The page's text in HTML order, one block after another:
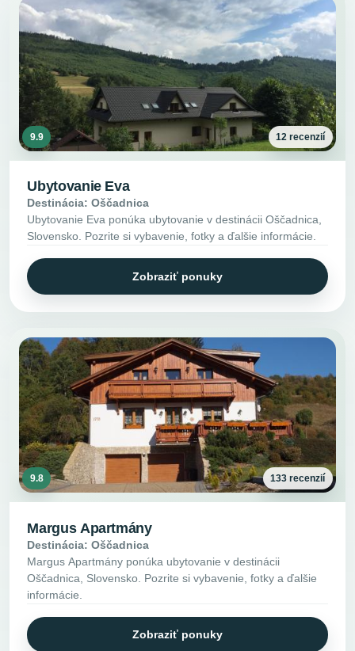
9.9 12 recenzií
Ubytovanie Eva
Destinácia: Oščadnica
Ubytovanie Eva ponúka ubytovanie v destinácii Oščadnica,
Slovensko. Pozrite si vybavenie, fotky a ďalšie informácie.
Zobraziť ponuky
9.8 133 recenzií
Margus Apartmány
Destinácia: Oščadnica
Margus Apartmány ponúka ubytovanie v destinácii
Oščadnica, Slovensko. Pozrite si vybavenie, fotky a ďalšie
informácie.
Zobraziť ponuky